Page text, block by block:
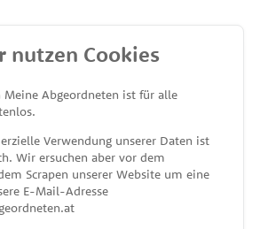
ABGEORDNETEN
unterstützt von
nutzen Cookies
Meine Abgeordneten ist für alle
Verwendung unserer Daten ist
Wir ersuchen aber vor dem
Scrapen unserer Website um eine
E-Mail-Adresse